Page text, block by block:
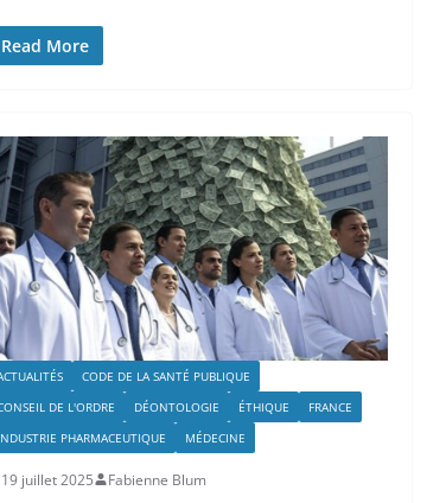
Read More
CODE DE LA SANTÉ PUBLIQUE
DE L'ORDRE
DÉONTOLOGIE ÉTHIQUE
FRANCE
PHARMACEUTIQUE
MÉDECINE
19 juillet 2025 Fabienne Blum